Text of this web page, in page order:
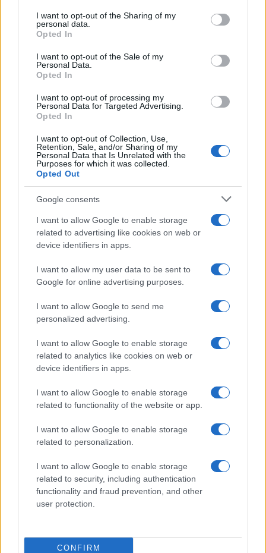
disclose it to other third parties.
Please note that this website/app uses one or more Google
services and may gather and store information including but
not limited to your visit or usage behaviour. You may click to
grant or deny consent to Google and its third-party tags to
consent section.
I want to opt-out of the Sharing of my
personal data.
Opted In
I want to opt-out of the Sale of my
Personal Data.
Opted In
I want to opt-out of processing my
Personal Data for Targeted Advertising.
Opted In
I want to opt-out of Collection, Use,
Retention, Sale, and/or Sharing of my
Personal Data that Is Unrelated with the
Purposes for which it was collected.
Opted Out
Google consents
I want to allow Google to enable storage
related to advertising like cookies on web or
device identifiers in apps.
I want to allow my user data to be sent to
Google for online advertising purposes.
I want to allow Google to send me
personalized advertising.
I want to allow Google to enable storage
related to analytics like cookies on web or
device identifiers in apps.
I want to allow Google to enable storage
related to functionality of the website or app.
I want to allow Google to enable storage
related to personalization.
I want to allow Google to enable storage
related to security, including authentication
functionality and fraud prevention, and other
user protection.
CONFIRM